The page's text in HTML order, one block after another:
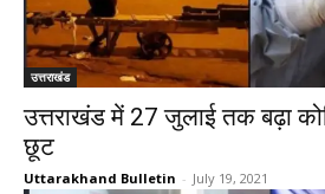
उत्तराखंड
उत्तराखंड में 27 जुलाई तक बढ़ा
छूट
Uttarakhand Bulletin - July 19, 2021